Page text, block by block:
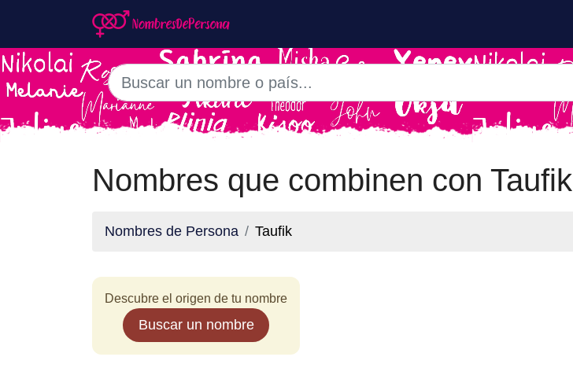
Nombres que combinen con Taufik
Nombres de Persona Taufik
Descubre el origen de tu nombre
Buscar un nombre